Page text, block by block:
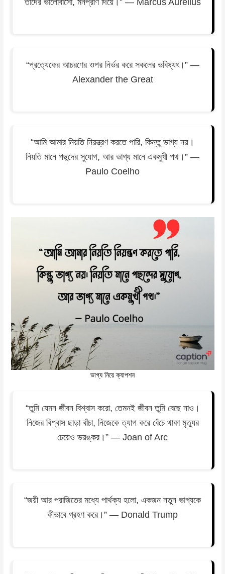
তাদের ভালোবাসো, মনপ্রাণ দিয়ে।” — Marcus Aurelius
“প্রত্যেকের আচরণের ওপর নির্ভর করে সকলের ভবিষ্যৎ।” —
Alexander the Great
“আমি আমার নিয়তি নিয়ন্ত্রণ করতে পারি, কিন্তু ভাগ্য নয়।
নিয়তি মানে পছন্দের সুযোগ, আর ভাগ্য মানে একমুখী পথ।” —
Paulo Coelho
ভাগ্য নিয়ে ক্যাপশন
“তুমি যেমন জীবন বিশ্বাস করো, তেমনই জীবন তুমি বেছে নাও।
নিজের বিশ্বাস ছাড়া বাঁচা, নিজেকে ত্যাগ করে বেঁচে থাকা মৃত্যুর
চেয়েও ভয়ঙ্কর।” — Joan of Arc
“জয়ী আর পরাজিতের মধ্যে পার্থক্য হলো, একজন নতুন ভাগ্যকে
কীভাবে গ্রহণ করে।” — Donald Trump